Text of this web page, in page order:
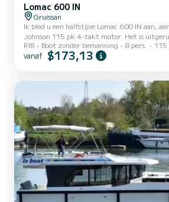
Lomac 600 IN
Gruissan
Ik bied u een halfstijve Lomac 600 IN aan,
Johnson 115 pk 4-takt motor. Het is uitgerust met een zonnedek
aan de voorkant en een Bimini (zonnetent)
Deze boot is zeer aangenaam om mee te
RIB Boot zonder bemanning 8 pers. 115
vanaf $173,13